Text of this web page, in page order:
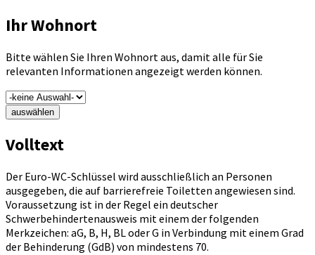
Ihr Wohnort
Bitte wählen Sie Ihren Wohnort aus, damit alle für Sie
relevanten Informationen angezeigt werden können.
auswählen
Volltext
Der Euro-WC-Schlüssel wird ausschließlich an Personen
ausgegeben, die auf barrierefreie Toiletten angewiesen sind.
Voraussetzung ist in der Regel ein deutscher
Schwerbehindertenausweis mit einem der folgenden
Merkzeichen: aG, B, H, BL oder G in Verbindung mit einem Grad
der Behinderung (GdB) von mindestens 70.